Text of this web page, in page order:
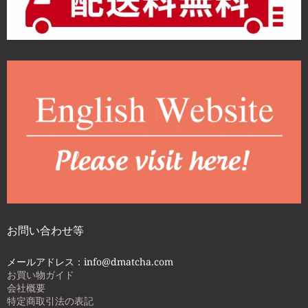
お問い合わせ等
メールアドレス：info@dmatcha.com
お買い物ガイド
会社概要
特定商取引法の表記